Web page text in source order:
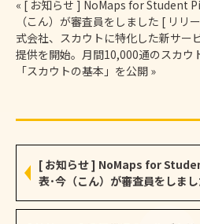
« [ お知らせ ] NoMaps for Student
（こん）が審査員をしました [ リリ
式会社、スカウトに特化した新サー
提供を開始。月間10,000通のスカウ
「スカウトの基本」を公開 »
[ お知らせ ] NoMaps for
表･今（こん）が審査員をしま